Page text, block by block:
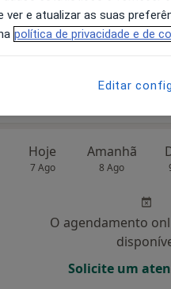
Solicite um
Hoje
7 Ago
Amanhã
8 Ago
O agendamento
Solicite um
ver e atualizar as suas
política de privacidade e de
Editar